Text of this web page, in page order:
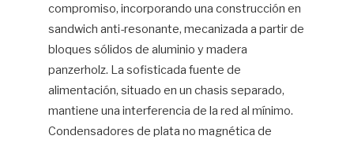
compromiso, incorporando una construcción en
sandwich anti-resonante, mecanizada a partir de
bloques sólidos de aluminio y madera
panzerholz. La sofisticada fuente de
alimentación, situado en un chasis separado,
mantiene una interferencia de la red al mínimo.
Condensadores de plata no magnética de